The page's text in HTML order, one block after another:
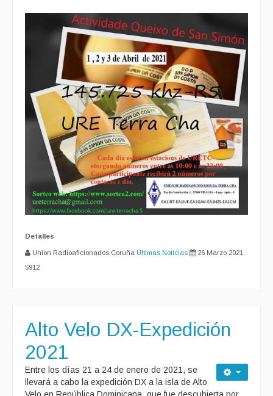
Detalles
Union Radioaficionados Coruña Ultimas Noticias
26 Marzo 2021
5912
Alto Velo DX-Expedición
2021
Entre los días 21 a 24 de enero de 2021, se
llevará a cabo la expedición DX a la isla de Alto